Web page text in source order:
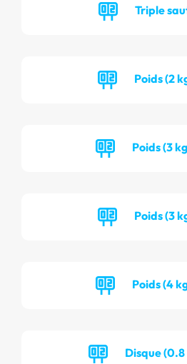
Triple
Poids (2
Poids (3
Poids (3
Poids (4
Disque